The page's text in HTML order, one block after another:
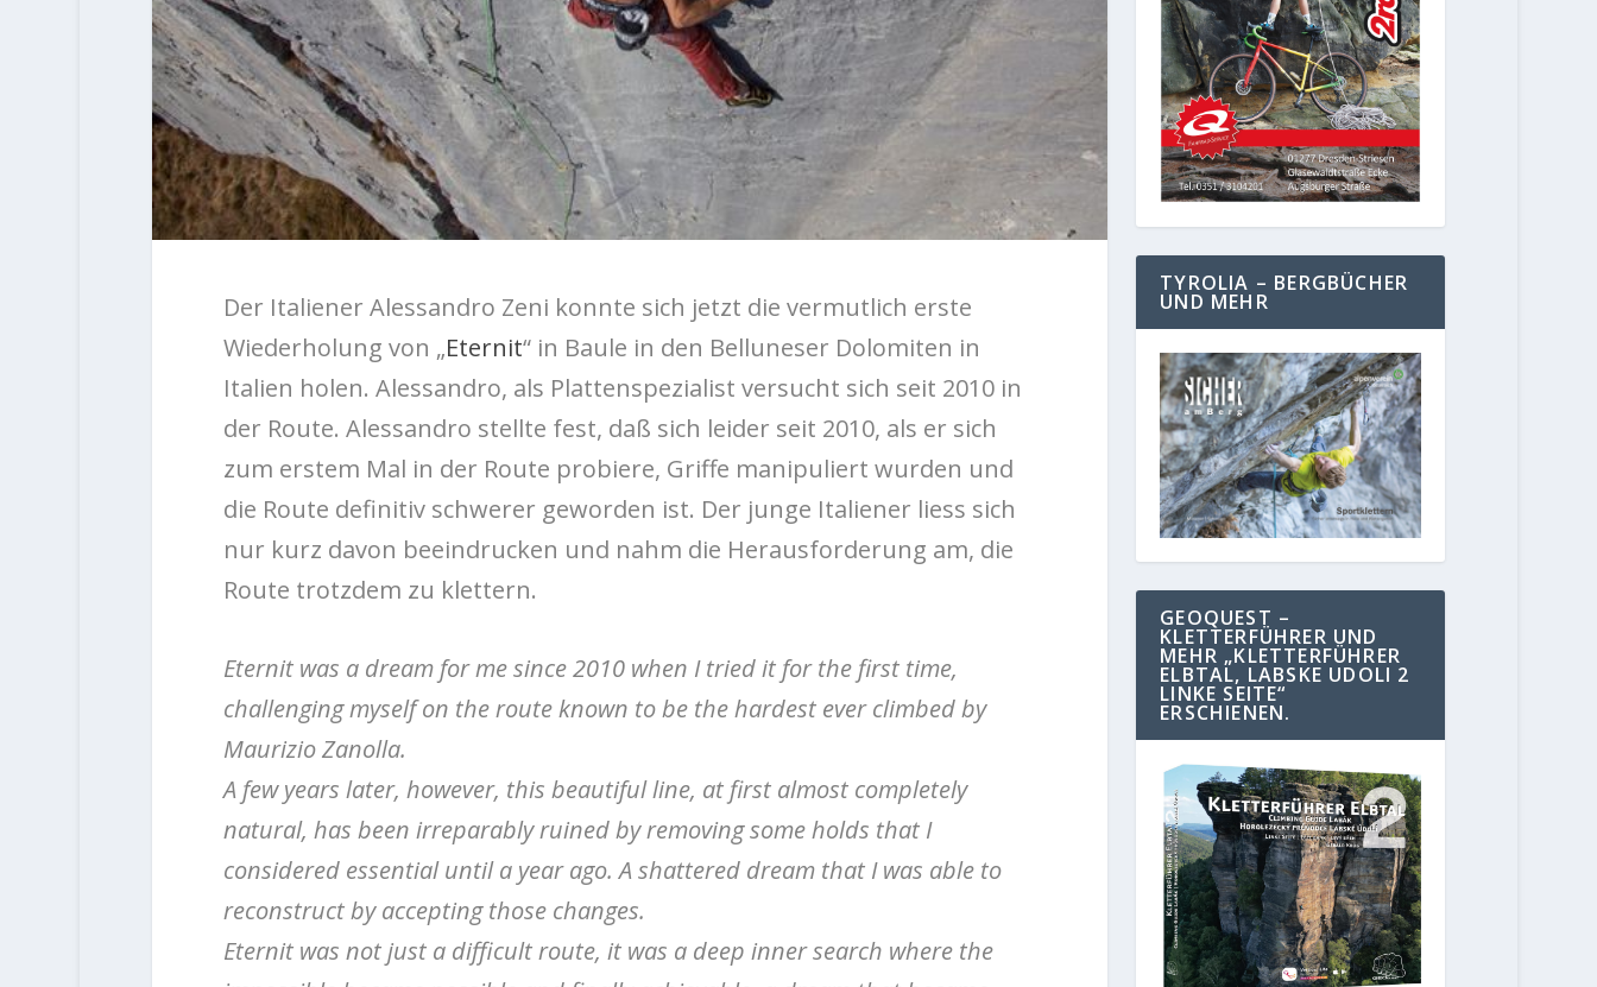
Der Italiener Alessandro Zeni konnte sich jetzt die vermutlich erste
Wiederholung von „Eternit“ in Baule in den Belluneser Dolomiten in
Italien holen. Alessandro, als Plattenspezialist versucht sich seit 2010 in
der Route. Alessandro stellte fest, daß sich leider seit 2010, als er sich
zum erstem Mal in der Route probiere, Griffe manipuliert wurden und
die Route definitiv schwerer geworden ist. Der junge Italiener liess sich
nur kurz davon beeindrucken und nahm die Herausforderung am, die
Route trotzdem zu klettern.
Eternit was a dream for me since 2010 when I tried it for the first time,
challenging myself on the route known to be the hardest ever climbed by
Maurizio Zanolla.
A few years later, however, this beautiful line, at first almost completely
natural, has been irreparably ruined by removing some holds that I
considered essential until a year ago. A shattered dream that I was able to
reconstruct by accepting those changes.
Eternit was not just a difficult route, it was a deep inner search where the
TYROLIA – BERGBÜCHER
UND MEHR
GEOQUEST –
KLETTERFÜHRER UND
MEHR „KLETTERFÜHRER
ELBTAL, LABSKE UDOLI 2
LINKE SEITE“
ERSCHIENEN.